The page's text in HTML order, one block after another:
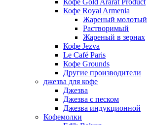
Кофе Gold Ararat Product
Кофе Royal Armenia
Жареный молотый
Растворимый
Жареный в зернах
Кофе Jezva
Le Café Paris
Кофе Grounds
Другие производители
джезва для кофе
Джезва
Джезва с песком
Джезва индукционной
Кофемолки